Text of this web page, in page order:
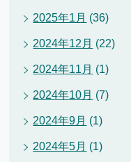
2025年1月 (36)
2024年12月 (22)
2024年11月 (1)
2024年10月 (7)
2024年9月 (1)
2024年5月 (1)